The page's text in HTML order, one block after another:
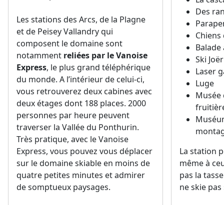
Les stations des Arcs, de la Plagne
et de Peisey Vallandry qui
composent le domaine sont
notamment reliées par le Vanoise
Express, le plus grand téléphérique
du monde. A l’intérieur de celui-ci,
vous retrouverez deux cabines avec
deux étages dont 188 places. 2000
personnes par heure peuvent
traverser la Vallée du Ponthurin.
Très pratique, avec le Vanoise
Express, vous pouvez vous déplacer
sur le domaine skiable en moins de
quatre petites minutes et admirer
de somptueux paysages.
Des
Balade
Ski
Laser
Luge
Musée
La station
même à
pas la
ne skie pas